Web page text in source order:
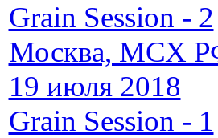
Grain Session - 2
Москва, МСХ
19 июля 2018
Grain Session - 1